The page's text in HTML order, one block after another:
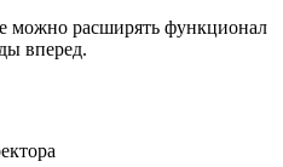
можно расширять функционал
вперед.